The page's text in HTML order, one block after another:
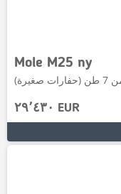
Mole M25 ny
٢٩٬٤٣٠ EUR